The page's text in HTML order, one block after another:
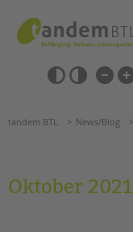
springen
Barrierefrei-
Einstellungen
überspringen
überspringen
tandem BTL News/Blog
Oktober 2021